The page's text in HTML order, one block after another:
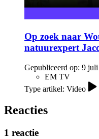
Op zoek naar
natuurexpert
Gepubliceerd op: 9 juli
EM TV
Type artikel: Video
Reacties
1 reactie